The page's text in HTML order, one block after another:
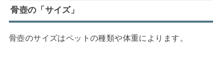
骨壺の「サイズ」
骨壺のサイズはペットの種類や体重によります。